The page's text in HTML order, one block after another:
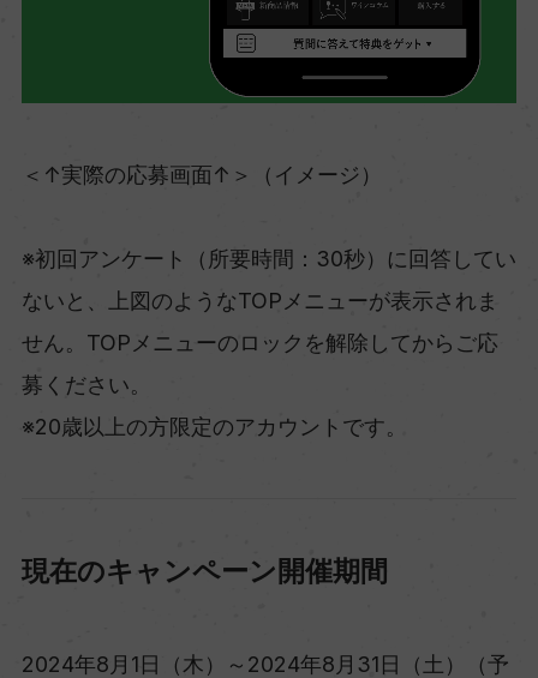
＜↑実際の応募画面↑＞（イメージ）
※初回アンケート（所要時間：30秒）に回答してい
ないと、上図のようなTOPメニューが表示されま
せん。TOPメニューのロックを解除してからご応
募ください。
※20歳以上の方限定のアカウントです。
現在のキャンペーン開催期間
2024年8月1日（木）～2024年8月31日（土）（予